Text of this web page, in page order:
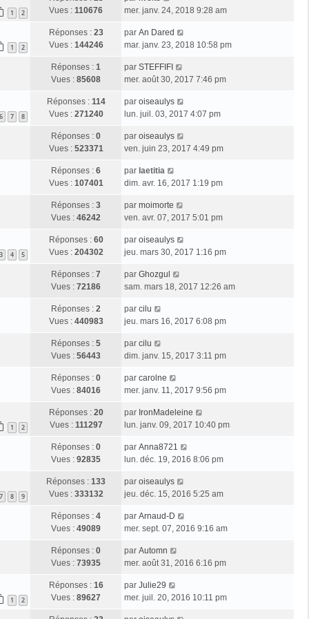
1 2
Vues : 110676
mer. janv. 24, 2018 9:28 am
1 2
Réponses : 23
Vues : 144246
par An Dared
mar. janv. 23, 2018 10:58 pm
Réponses : 1
Vues : 85608
par STEFFIFI
mer. août 30, 2017 7:46 pm
6 7 8
Réponses : 114
Vues : 271240
par oiseaulys
lun. juil. 03, 2017 4:07 pm
Réponses : 0
Vues : 523371
par oiseaulys
ven. juin 23, 2017 4:49 pm
Réponses : 6
Vues : 107401
par laetitia
dim. avr. 16, 2017 1:19 pm
Réponses : 3
Vues : 46242
par moimorte
ven. avr. 07, 2017 5:01 pm
3 4 5
Réponses : 60
Vues : 204302
par oiseaulys
jeu. mars 30, 2017 1:16 pm
Réponses : 7
Vues : 72186
par Ghozgul
sam. mars 18, 2017 12:26 am
Réponses : 2
Vues : 440983
par cilu
jeu. mars 16, 2017 6:08 pm
Réponses : 5
Vues : 56443
par cilu
dim. janv. 15, 2017 3:11 pm
Réponses : 0
Vues : 84016
par carolne
mer. janv. 11, 2017 9:56 pm
1 2
Réponses : 20
Vues : 111297
par IronMadeleine
lun. janv. 09, 2017 10:40 pm
Réponses : 0
Vues : 92835
par Anna8721
lun. déc. 19, 2016 8:06 pm
7 8 9
Réponses : 133
Vues : 333132
par oiseaulys
jeu. déc. 15, 2016 5:25 am
Réponses : 4
Vues : 49089
par Arnaud-D
mer. sept. 07, 2016 9:16 am
Réponses : 0
Vues : 73935
par Automn
mer. août 31, 2016 6:16 pm
1 2
Réponses : 16
Vues : 89627
par Julie29
mer. juil. 20, 2016 10:11 pm